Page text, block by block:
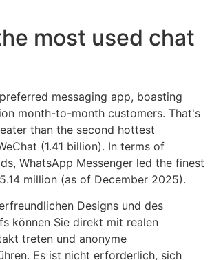
most used chat
messaging app, boasting
month-to-month customers. That's
than the second hottest
(1.41 billion). In terms of
WhatsApp Messenger led the finest
million (as of December 2025).
Designs und des
können Sie direkt mit realen
treten und anonyme
Es ist nicht erforderlich, sich